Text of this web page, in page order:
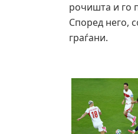
рочишта и го
Според него,
граѓани.